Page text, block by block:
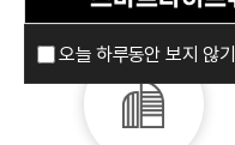
오늘 하루동안 보지 않기